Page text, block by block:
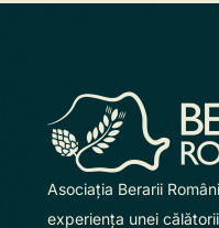
Asociaţia Berarii
experienţa unei